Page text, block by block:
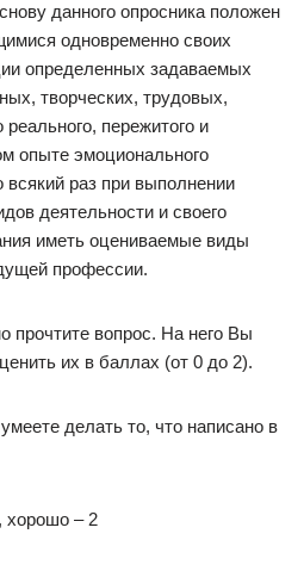
данного опросника положен
одновременно своих
определенных задаваемых
творческих, трудовых,
пережитого и
опыте эмоционального
раз при выполнении
деятельности и своего
иметь оцениваемые виды
профессии.
прочтите вопрос. На него Вы
их в баллах (от 0 до 2).
делать то, что написано в
хорошо – 2